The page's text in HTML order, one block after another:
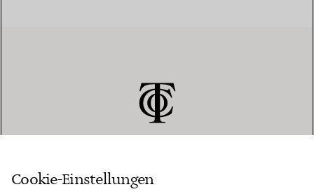
KUNDENSERVICE
Cookie-Einstellungen